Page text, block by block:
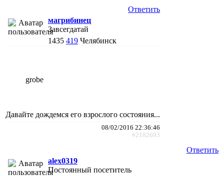
Ответить
магрибинец
Завсегдатай
1435 419 Челябинск
grobe
Давайте дождемся его взрослого состояния...
08/02/2016 22:36:46
#2182693
Ответить
alex0319
Постоянный посетитель